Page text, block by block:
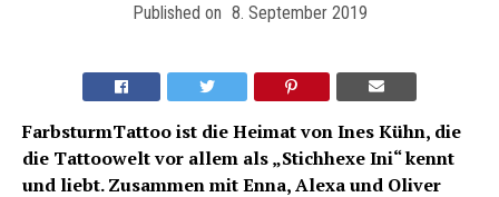
Published on 8. September 2019
FarbsturmTattoo ist die Heimat von Ines Kühn, die
die Tattoowelt vor allem als „Stichhexe Ini“ kennt
und liebt. Zusammen mit Enna, Alexa und Oliver